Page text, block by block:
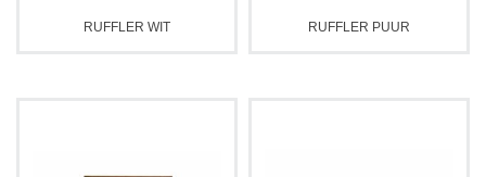
RUFFLER WIT RUFFLER PUUR